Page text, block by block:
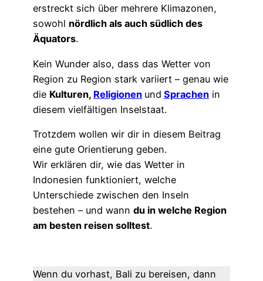
erstreckt sich über mehrere Klimazonen,
sowohl nördlich als auch südlich des
Äquators.
Kein Wunder also, dass das Wetter von
Region zu Region stark variiert – genau wie
die Kulturen, Religionen und Sprachen in
diesem vielfältigen Inselstaat.
Trotzdem wollen wir dir in diesem Beitrag
eine gute Orientierung geben.
Wir erklären dir, wie das Wetter in
Indonesien funktioniert, welche
Unterschiede zwischen den Inseln
bestehen – und wann du in welche Region
am besten reisen solltest.
Wenn du vorhast, Bali zu bereisen, dann